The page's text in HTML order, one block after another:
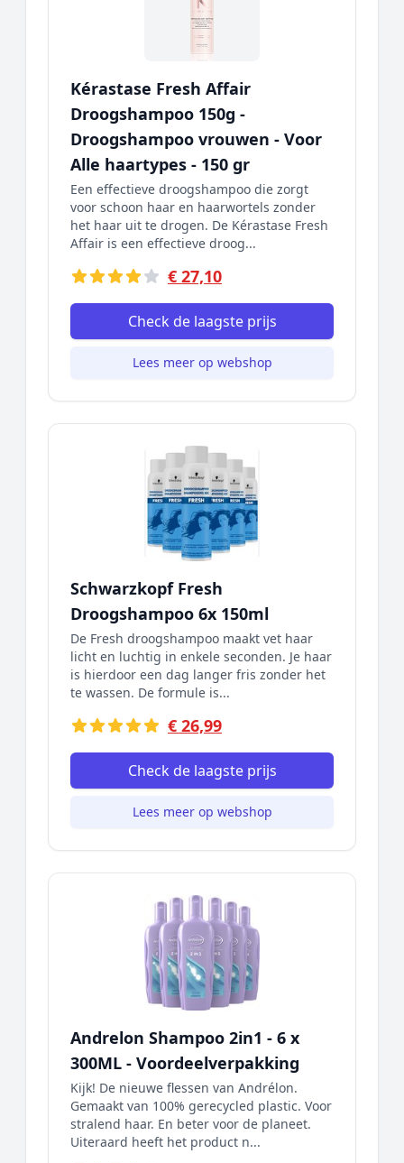
Kérastase Fresh Affair
Droogshampoo 150g -
Droogshampoo vrouwen - Voor
Alle haartypes - 150 gr
Een effectieve droogshampoo die zorgt
voor schoon haar en haarwortels zonder
het haar uit te drogen. De Kérastase Fresh
Affair is een effectieve droog...
€ 27,10
Check de laagste prijs
Lees meer op webshop
Schwarzkopf Fresh
Droogshampoo 6x 150ml
De Fresh droogshampoo maakt vet haar
licht en luchtig in enkele seconden. Je haar
is hierdoor een dag langer fris zonder het
te wassen. De formule is...
€ 26,99
Check de laagste prijs
Lees meer op webshop
Andrelon Shampoo 2in1 - 6 x
300ML - Voordeelverpakking
Kijk! De nieuwe flessen van Andrélon.
Gemaakt van 100% gerecycled plastic. Voor
stralend haar. En beter voor de planeet.
Uiteraard heeft het product n...